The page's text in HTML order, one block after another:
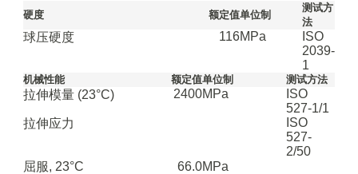
硬度 额定值单位制
测试方
法
球压硬度 116MPa
ISO
2039-
1
机械性能 额定值单位制 测试方法
拉伸模量 (23°C) 2400MPa
ISO
527-1/1
拉伸应力
ISO
527-
2/50
屈服, 23°C
66.0MPa